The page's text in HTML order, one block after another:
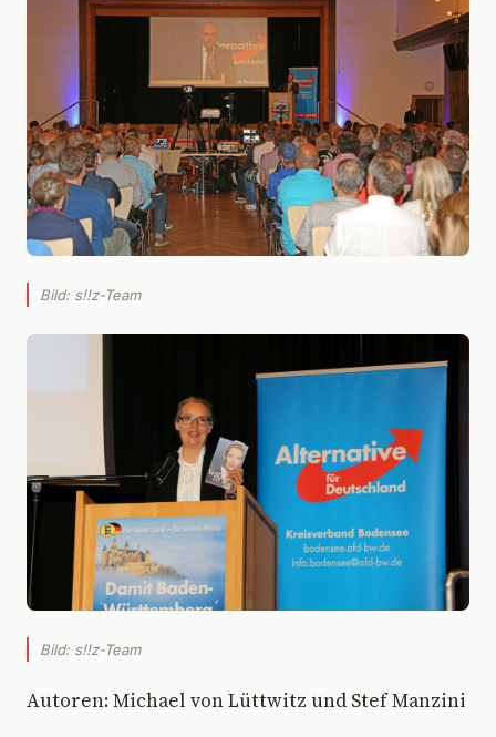
Bild: s!!z-Team
Bild: s!!z-Team
Autoren: Michael von Lüttwitz und Stef Manzini